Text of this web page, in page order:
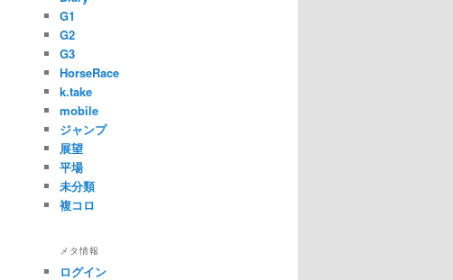
G1
G2
G3
HorseRace
k.take
mobile
ジャンプ
展望
平場
未分類
複コロ
メタ情報
ログイン